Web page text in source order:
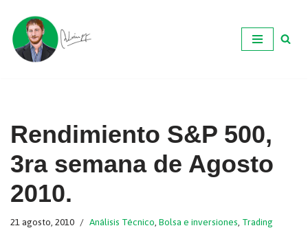
Ir
al
Rendimiento S&P 500,
3ra semana de Agosto
2010.
21 agosto, 2010 Análisis Técnico Bolsa e inversiones Trading